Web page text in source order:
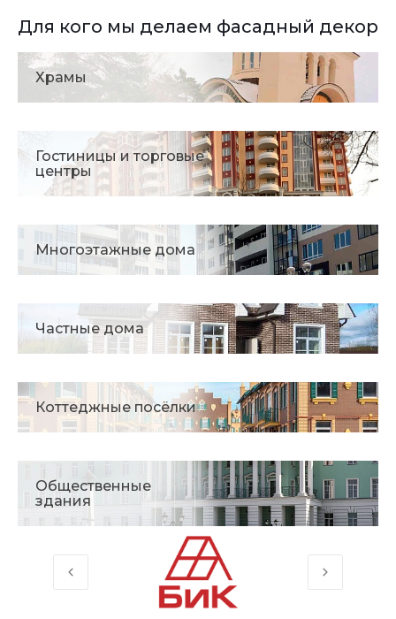
Для кого мы делаем фасадный декор
Храмы
Гостиницы и торговые
центры
Многоэтажные дома
Частные дома
Коттеджные посёлки
Общественные
здания